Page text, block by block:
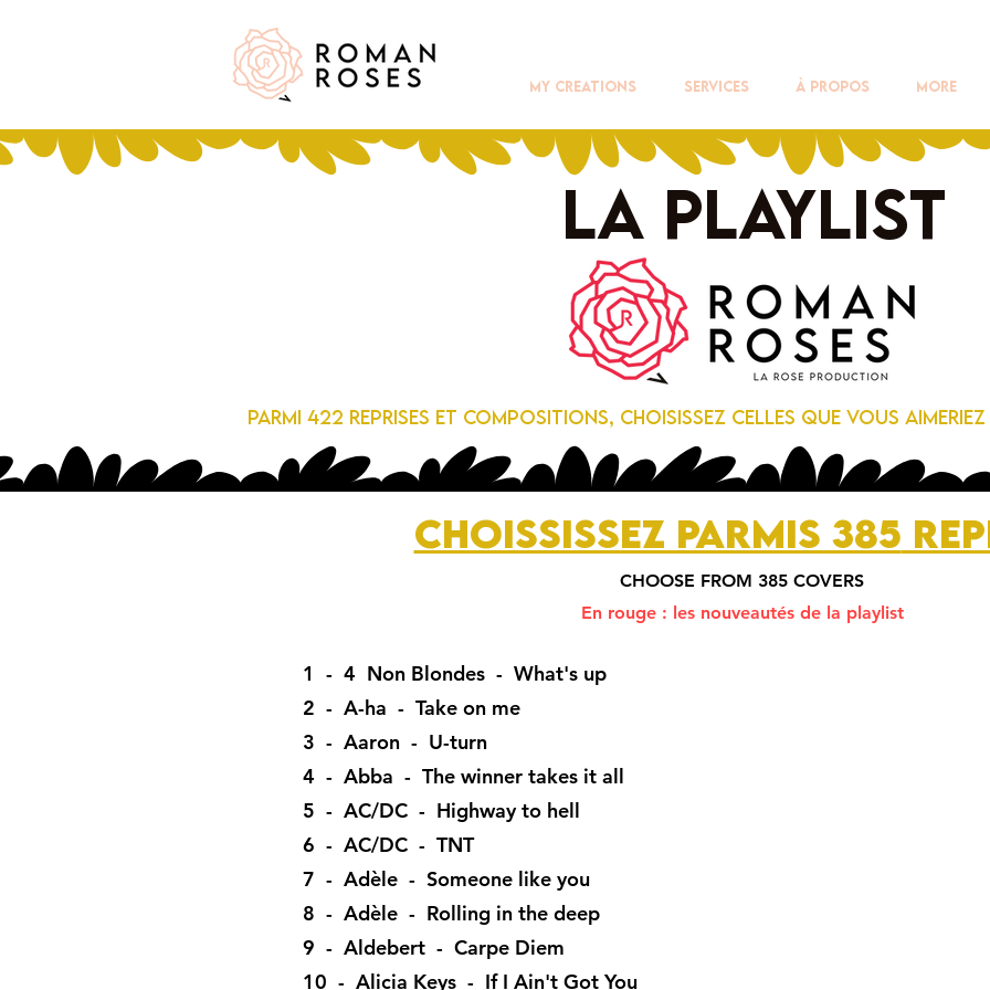
My creations Services À propos More
La playlist
Parmi 422 reprises et compositions, choisissez celles que vous
CHOISSISSEZ PARMIS 385
CHOOSE FROM 385 COVERS
En rouge : les nouveautés de la playlist
1 - 4 Non Blondes - What's up
2 - A-ha - Take on me
3 - Aaron - U-turn
4 - Abba - The winner takes it all
5 - AC/DC - Highway to hell
6 - AC/DC - TNT
7 - Adèle - Someone like you
8 - Adèle - Rolling in the deep
9 - Aldebert - Carpe Diem
10 - Alicia Keys - If I Ain't Got You